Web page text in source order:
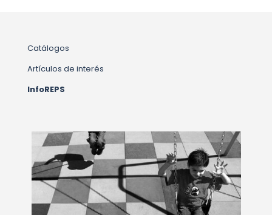
Catálogos
Artículos de interés
InfoREPS